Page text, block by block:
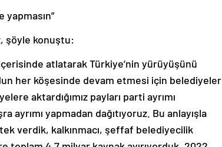
yapmasın”
şöyle konuştu:
atlatarak Türkiye’nin yürüyüşünü
her köşesinde devam etmesi için belediyeler
aktardığımız payları parti ayrımı
yapmadan dağıtıyoruz. Bu anlayışla
verdik, kalkınmacı, şeffaf belediyecilik